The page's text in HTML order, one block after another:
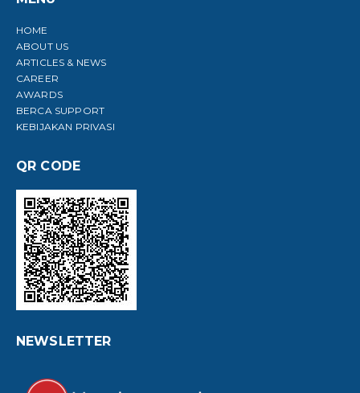
HOME
ABOUT US
ARTICLES & NEWS
CAREER
AWARDS
BERCA SUPPORT
KEBIJAKAN PRIVASI
QR CODE
NEWSLETTER